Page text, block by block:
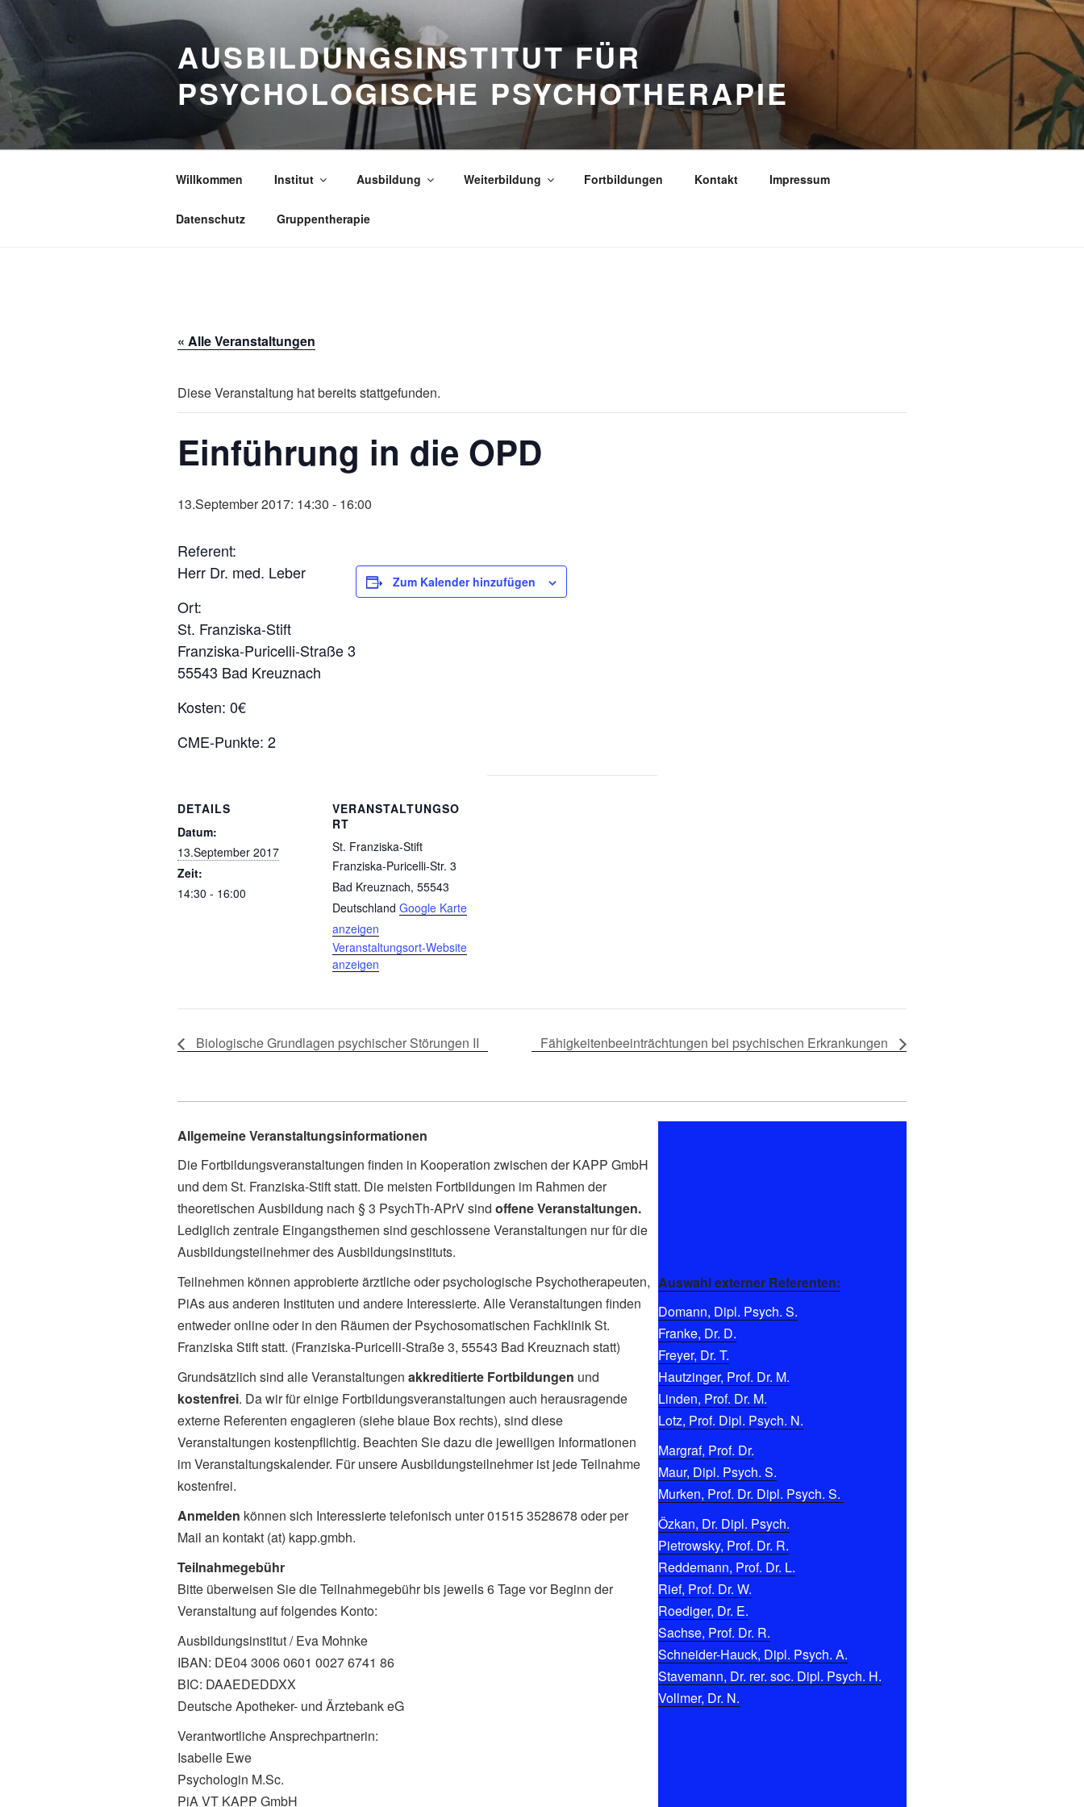
Zum
Inhalt
springen
AUSBILDUNGSINSTITUT FÜR
PSYCHOLOGISCHE PSYCHOTHERAPIE
Willkommen Institut Ausbildung Weiterbildung Fortbildungen Kontakt Impressum
Datenschutz Gruppentherapie
« Alle Veranstaltungen
Diese Veranstaltung hat bereits stattgefunden.
Einführung in die OPD
13.September 2017: 14:30 - 16:00
Referent:
Herr Dr. med. Leber
Ort:
St. Franziska-Stift
Franziska-Puricelli-Straße 3
55543 Bad Kreuznach
Kosten: 0€
CME-Punkte: 2
Zum Kalender hinzufügen
DETAILS
Datum:
13.September 2017
Zeit:
14:30 - 16:00
VERANSTALTUNGSO
RT
St. Franziska-Stift
Franziska-Puricelli-Str. 3
Bad Kreuznach, 55543
Deutschland Google Karte
anzeigen
Veranstaltungsort-Website
anzeigen
Biologische Grundlagen psychischer Störungen II Fähigkeitenbeeinträchtungen bei psychischen Erkrankungen
Allgemeine Veranstaltungsinformationen
Die Fortbildungsveranstaltungen finden in Kooperation zwischen der KAPP GmbH
und dem St. Franziska-Stift statt. Die meisten Fortbildungen im Rahmen der
theoretischen Ausbildung nach § 3 PsychTh-APrV sind offene Veranstaltungen.
Lediglich zentrale Eingangsthemen sind geschlossene Veranstaltungen nur für die
Ausbildungsteilnehmer des Ausbildungsinstituts.
Teilnehmen können approbierte ärztliche oder psychologische Psychotherapeuten,
PiAs aus anderen Instituten und andere Interessierte. Alle Veranstaltungen finden
entweder online oder in den Räumen der Psychosomatischen Fachklinik St.
Franziska Stift statt. (Franziska-Puricelli-Straße 3, 55543 Bad Kreuznach statt)
Grundsätzlich sind alle Veranstaltungen akkreditierte Fortbildungen und
kostenfrei. Da wir für einige Fortbildungsveranstaltungen auch herausragende
externe Referenten engagieren (siehe blaue Box rechts), sind diese
Veranstaltungen kostenpflichtig. Beachten Sie dazu die jeweiligen Informationen
im Veranstaltungskalender. Für unsere Ausbildungsteilnehmer ist jede Teilnahme
kostenfrei.
Anmelden können sich Interessierte telefonisch unter 01515 3528678 oder per
Mail an kontakt (at) kapp.gmbh.
Teilnahmegebühr
Bitte überweisen Sie die Teilnahmegebühr bis jeweils 6 Tage vor Beginn der
Veranstaltung auf folgendes Konto:
Ausbildungsinstitut / Eva Mohnke
IBAN: DE04 3006 0601 0027 6741 86
BIC: DAAEDEDDXX
Deutsche Apotheker- und Ärztebank eG
Verantwortliche Ansprechpartnerin:
Isabelle Ewe
Psychologin M.Sc.
PiA VT KAPP GmbH
Auswahl externer Referenten:
Domann, Dipl. Psych. S.
Franke, Dr. D.
Freyer, Dr. T.
Hautzinger, Prof. Dr. M.
Linden, Prof. Dr. M.
Lotz, Prof. Dipl. Psych. N.
Margraf, Prof. Dr.
Maur, Dipl. Psych. S.
Murken, Prof. Dr. Dipl. Psych. S.
Özkan, Dr. Dipl. Psych.
Pietrowsky, Prof. Dr. R.
Reddemann, Prof. Dr. L.
Rief, Prof. Dr. W.
Roediger, Dr. E.
Sachse, Prof. Dr. R.
Schneider-Hauck, Dipl. Psych. A.
Stavemann, Dr. rer. soc. Dipl. Psych. H.
Vollmer, Dr. N.